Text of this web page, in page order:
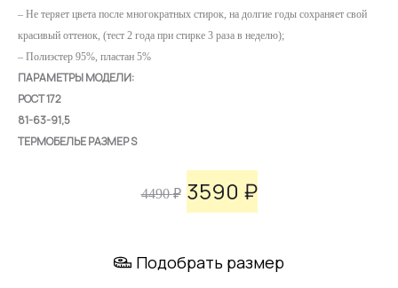
– Не теряет цвета после многократных стирок, на долгие годы сохраняет свой
красивый оттенок, (тест 2 года при стирке 3 раза в неделю);
– Полиэстер 95%, пластан 5%
ПАРАМЕТРЫ МОДЕЛИ:
РОСТ 172
81-63-91,5
ТЕРМОБЕЛЬЕ РАЗМЕР S
4490₽ Первоначальная
составляла
3590 ₽Текущая
3590 ₽.
Подобрать размер